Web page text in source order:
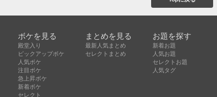
ボケを見る
殿堂入り
ピックアップボケ
人気ボケ
注目ボケ
急上昇ボケ
新着ボケ
セレクト
まとめを見る
最新人気まとめ
セレクトまとめ
お題を探す
新着お題
人気お題
セレクトお題
人気タグ